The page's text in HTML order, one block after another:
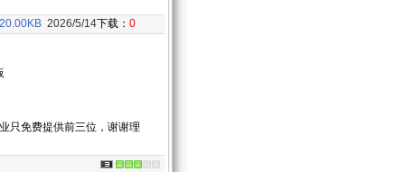
2026/5/14下载： 0
只免费提供前三位，谢谢理